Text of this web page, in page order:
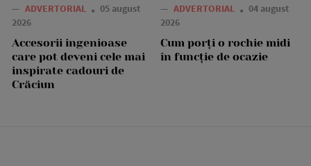
— ADVERTORIAL
05 august
2026
Accesorii ingenioase
care pot deveni cele mai
inspirate cadouri de
Crăciun
— ADVERTORIAL
04 august
2026
Cum porți o rochie midi
în funcție de ocazie